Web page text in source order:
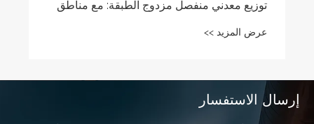
إرسال الاستفسار